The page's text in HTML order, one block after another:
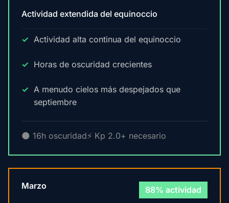
Actividad extendida del equinoccio
Actividad alta continua del equinoccio
Horas de oscuridad crecientes
A menudo cielos más despejados que
septiembre
🌑 16h oscuridad⚡ Kp 2.0+ necesario
Marzo 88% actividad